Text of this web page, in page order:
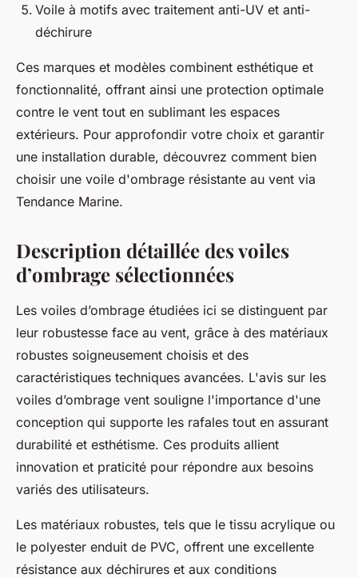
Voile à motifs avec traitement anti-UV et anti-
déchirure
Ces marques et modèles combinent esthétique et
fonctionnalité, offrant ainsi une protection optimale
contre le vent tout en sublimant les espaces
extérieurs. Pour approfondir votre choix et garantir
une installation durable, découvrez comment bien
choisir une voile d'ombrage résistante au vent via
Tendance Marine.
Description détaillée des voiles
d’ombrage sélectionnées
Les voiles d’ombrage étudiées ici se distinguent par
leur robustesse face au vent, grâce à des matériaux
robustes soigneusement choisis et des
caractéristiques techniques avancées. L'avis sur les
voiles d’ombrage vent souligne l'importance d'une
conception qui supporte les rafales tout en assurant
durabilité et esthétisme. Ces produits allient
innovation et praticité pour répondre aux besoins
variés des utilisateurs.
Les matériaux robustes, tels que le tissu acrylique ou
le polyester enduit de PVC, offrent une excellente
résistance aux déchirures et aux conditions